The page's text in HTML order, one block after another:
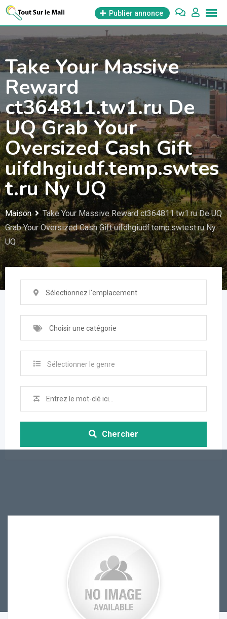
Aller
contenu
Publier annonce
Take Your Massive
Reward
ct364811.tw1.ru De
UQ Grab Your
Oversized Cash Gift
uifdhgiudf.temp.swtes
t.ru Ny UQ
Maison
Take Your Massive Reward ct364811.tw1.ru De UQ
Grab Your Oversized Cash Gift uifdhgiudf.temp.swtest.ru Ny
UQ
Sélectionnez l'emplacement
Choisir une catégorie
Sélectionner le genre
Chercher